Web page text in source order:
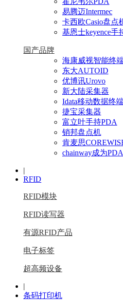
易腾迈Intermec
卡西欧Casio盘点
基恩士keyence手
国产品牌
海康威视智能终
东大AUTOID
优博讯Urovo
新大陆采集器
Idata移动数据终
捷宝采集器
富立叶手持PDA
销邦盘点机
肯麦思
chainway成为
|
RFID
RFID模块
RFID读写器
有源RFID产品
电子标签
超高频设备
|
条码打印机